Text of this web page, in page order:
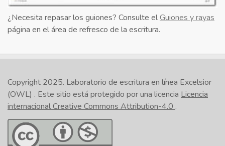
Gershon, J. (2005). Llevar sus valores. E: The
palabrasdesdeyentre. usted no debe utilizar un guión
bajo cuando la frase contienedesdeoentre. En su
lugar, elimine el guion en y escriba desde... hasta
entre..
¿Necesita repasar los guiones? Consulte elGuiones y rayas
página en el área de refresco de la escritura.
Copyright 2025. Laboratorio de escritura en línea Excelsior
(OWL) . Este sitio está protegido por una licencia Licencia
internacional Creative Commons Attribution-4.0 .